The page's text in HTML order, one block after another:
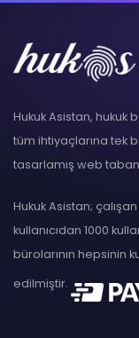
Hukuk Asistan, hukuk
tüm ihtiyaçlarına tek
tasarlamış web
Hukuk Asistan;
kullanıcıdan 1000
bürolarının hepsinin
edilmiştir.